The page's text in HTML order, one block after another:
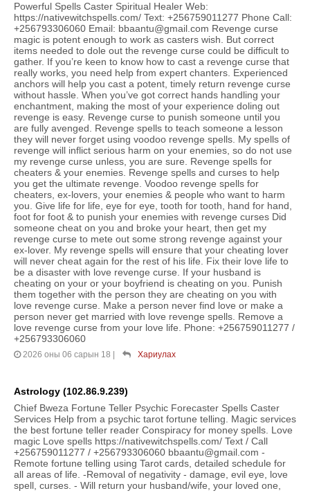
Powerful Spells Caster Spiritual Healer Web:
https://nativewitchspells.com/ Text: +256759011277 Phone Call:
+256793306060 Email: bbaantu@gmail.com Revenge curse
magic is potent enough to work as casters wish. But correct
items needed to dole out the revenge curse could be difficult to
gather. If you’re keen to know how to cast a revenge curse that
really works, you need help from expert chanters. Experienced
anchors will help you cast a potent, timely return revenge curse
without hassle. When you’ve got correct hands handling your
enchantment, making the most of your experience doling out
revenge is easy. Revenge curse to punish someone until you
are fully avenged. Revenge spells to teach someone a lesson
they will never forget using voodoo revenge spells. My spells of
revenge will inflict serious harm on your enemies, so do not use
my revenge curse unless, you are sure. Revenge spells for
cheaters & your enemies. Revenge spells and curses to help
you get the ultimate revenge. Voodoo revenge spells for
cheaters, ex-lovers, your enemies & people who want to harm
you. Give life for life, eye for eye, tooth for tooth, hand for hand,
foot for foot & to punish your enemies with revenge curses Did
someone cheat on you and broke your heart, then get my
revenge curse to mete out some strong revenge against your
ex-lover. My revenge spells will ensure that your cheating lover
will never cheat again for the rest of his life. Fix their love life to
be a disaster with love revenge curse. If your husband is
cheating on your or your boyfriend is cheating on you. Punish
them together with the person they are cheating on you with
love revenge curse. Make a person never find love or make a
person never get married with love revenge spells. Remove a
love revenge curse from your love life. Phone: +256759011277 /
+256793306060
2026 оны 06 сарын 18 Хариулах
Astrology (102.86.9.239)
Chief Bweza Fortune Teller Psychic Forecaster Spells Caster
Services Help from a psychic tarot fortune telling. Magic services
the best fortune teller reader Conspiracy for money spells. Love
magic Love spells https://nativewitchspells.com/ Text / Call
+256759011277 / +256793306060 bbaantu@gmail.com -
Remote fortune telling using Tarot cards, detailed schedule for
all areas of life. -Removal of negativity - damage, evil eye, love
spell, curses. - Will return your husband/wife, your loved one,